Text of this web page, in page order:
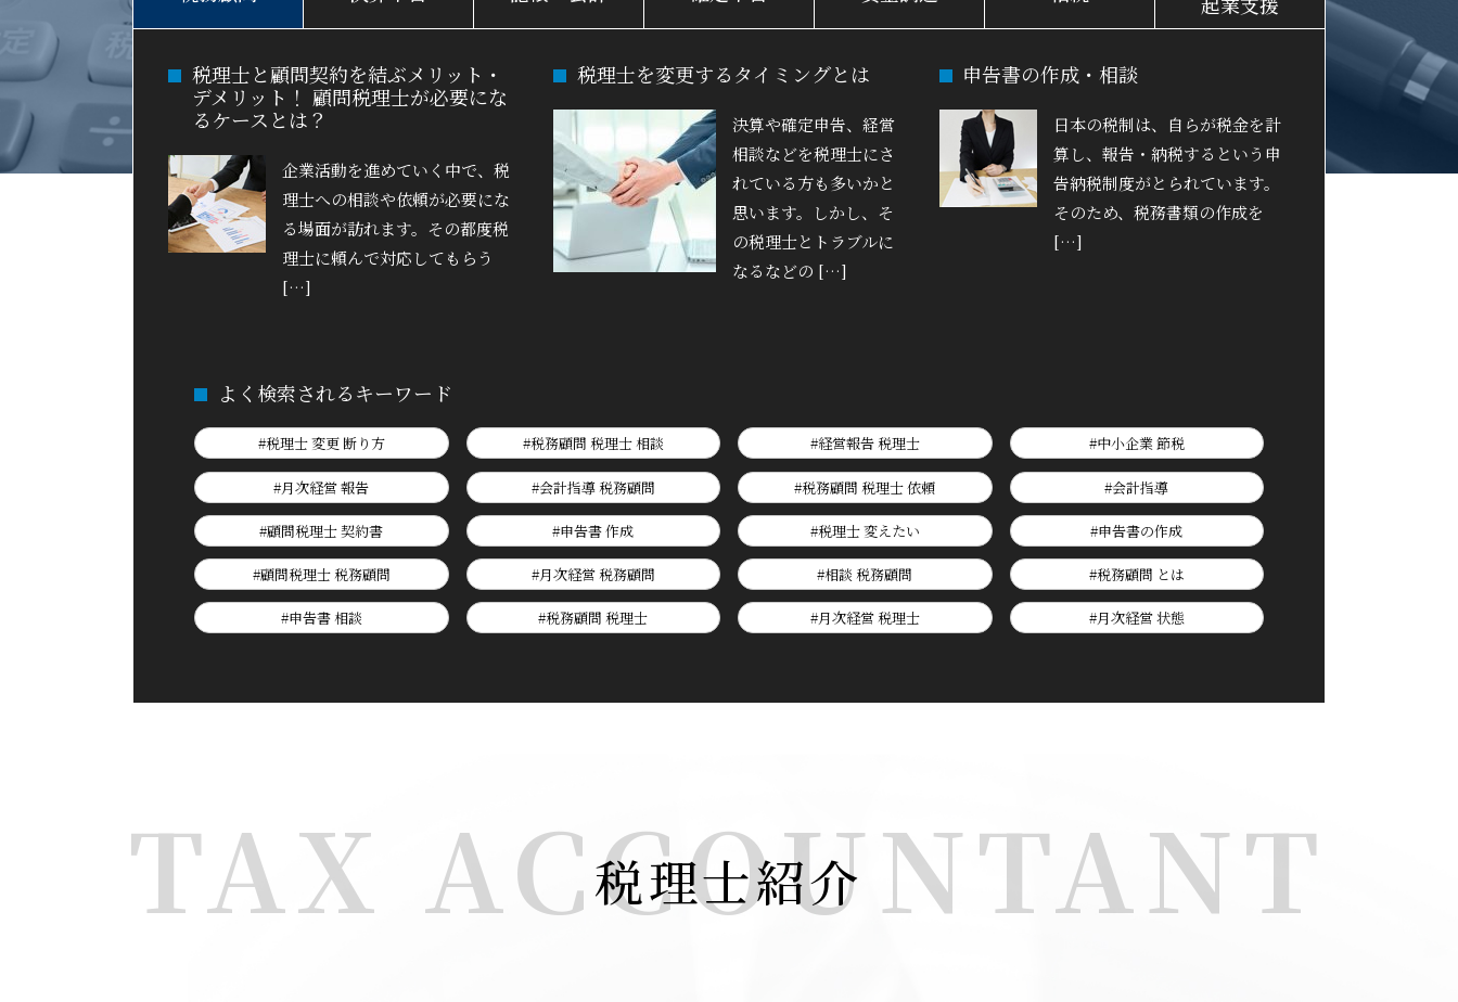
税理士と顧問契約を結ぶメリット・
デメリット！ 顧問税理士が必要にな
るケースとは？
企業活動を進めていく中で、税
理士への相談や依頼が必要にな
る場面が訪れます。その都度税
理士に頼んで対応してもらう
[…]
税理士を変更するタイミングとは
決算や確定申告、経営
相談などを税理士にさ
れている方も多いかと
思います。しかし、そ
の税理士とトラブルに
なるなどの […]
申告書の作成・相談
日本の税制は、自らが税金を計
算し、報告・納税するという申
告納税制度がとられています。
そのため、税務書類の作成を
[…]
よく検索されるキーワード
#税理士 変更 断り方 #税務顧問 税理士 相談 #経営報告 税理士 #中小企業 節税
#月次経営 報告 #会計指導 税務顧問 #税務顧問 税理士 依頼 #会計指導
#顧問税理士 契約書 #申告書 作成 #税理士 変えたい #申告書の作成
#顧問税理士 税務顧問 #月次経営 税務顧問 #相談 税務顧問 #税務顧問 とは
#申告書 相談 #税務顧問 税理士 #月次経営 税理士 #月次経営 状態
TAX ACCOUNTANT
税理士紹介